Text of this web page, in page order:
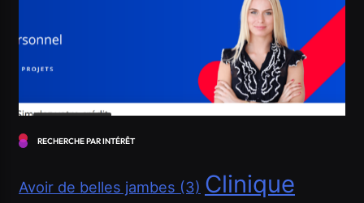
Comment obtenir un crédit Bancaire en Suisse ?
RECHERCHE PAR INTÉRÊT
Avoir de belles jambes (3) Clinique